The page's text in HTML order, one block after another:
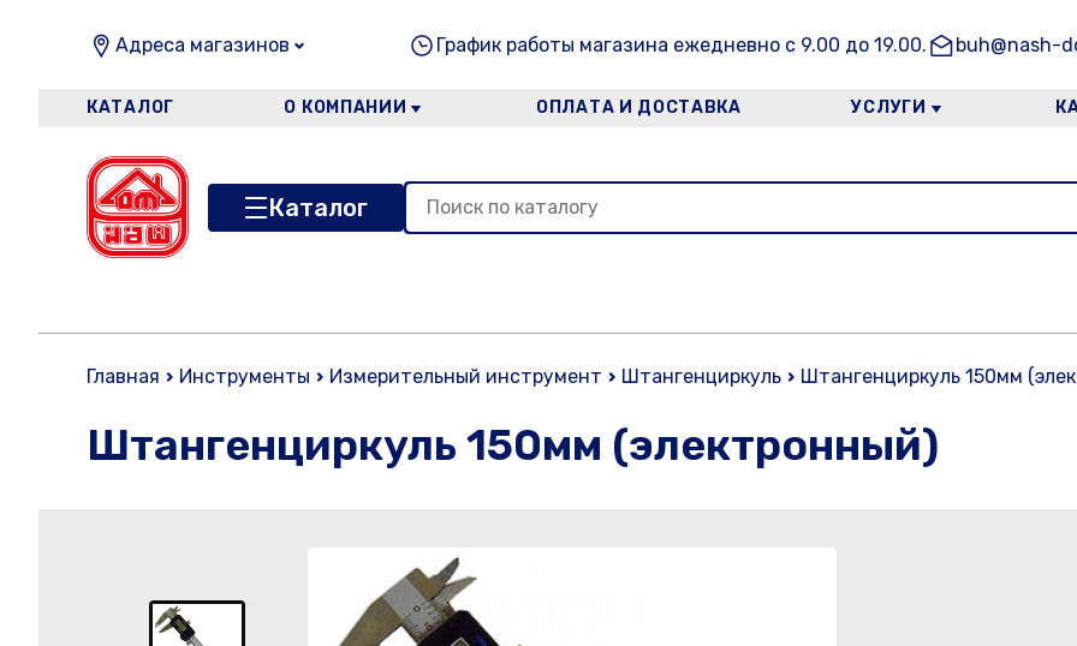
Адреса магазинов График работы магазина ежедневно с 9.00 до 19.00. buh@nash-
КАТАЛОГ О КОМПАНИИ ОПЛАТА И ДОСТАВКА УСЛУГИ
Каталог
Главная Инструменты Измерительный инструмент Штангенциркуль Штангенциркуль 150мм
Штангенциркуль 150мм (электронный)